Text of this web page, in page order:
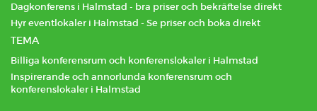
Dagkonferens i Halmstad - bra priser och bekräftelse direkt
Hyr eventlokaler i Halmstad - Se priser och boka direkt
TEMA
Billiga konferensrum och konferenslokaler i Halmstad
Inspirerande och annorlunda konferensrum och
konferenslokaler i Halmstad